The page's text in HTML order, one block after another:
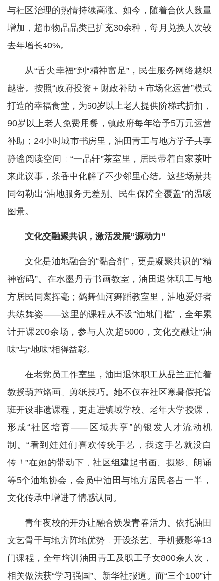
与社区治理的热情持续高涨。如今，随着合伙人数量
增加，超市物品品类已扩充30余种，每月兑换人次较
去年增长40%。
从“舌尖幸福”到“精神富足”，民生服务网络越织
越密。按照“政府投资＋财政补助＋市场化运营”模式
打造的幸福食堂，为60岁以上老人提供阶梯式折扣，
90岁以上老人免费用餐，镇政府每年给予5万元运营
补助；24小时城市书房里，油田青工与地方学子共享
静谧阅读空间；“一品轩”茶室里，居民带着自家茶叶
来此议事，茶香中化解了不少邻里心结。这些场景共
同勾勒出“油地服务无差别、民生保障全覆盖”的温暖
图景。
文化交融聚共识，激活发展“源动力”
文化是油地融合的“黏合剂”，更是凝聚共识的“精
神密码”。在水墨丹青书画教室，油田退休职工与地
方居民同案挥毫；鹤舞仙河舞蹈教室里，油地爱好者
共练舞姿——这里的课程从不设“油地门槛”，全年累
计开课200余场，参与人次超5000，文化交融让“油
味”与“地味”相得益彰。
在老党员工作室里，油田退休职工从品兰正忙着
教授葫芦烙画、剪纸技巧。她不仅在社区寒暑假托管
班开设非遗课程，更走进镇域学校、老年大学授课，
形成“社区培育——区域共享”的银发人才流动机
制。“看到娃娃们喜欢传统手艺，我这手艺就没白
传！”在她的带动下，社区组建起书画、摄影、朗诵
等5个油地协会，会员中油田与地方居民各占一半，
文化传承中增进了情感认同。
青年夜校的开办让融合焕发青春活力。依托油田
文艺骨干与地方阵地优势，开设茶艺、手机摄影等13
门课程，全年培训油田青工及职工子女800余人次，
相关做法获“学习强国”、新华社报道。而“三个100”计